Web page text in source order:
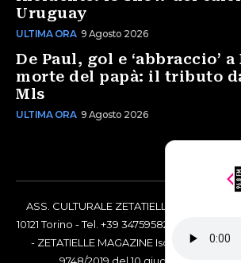
Uruguay
ULTIMA ORA 9 Agosto 2026
De Paul, gol e ‘abbraccio’
morte del papà: il tributo
Mls
ULTIMA ORA 9 Agosto 2026
ASS. CULTURALE ZETATIELLE OFF via
10121 Torino - Tel. +39 3475958238 - Codice
- ZETATIELLE MAGAZINE Iscrizione al